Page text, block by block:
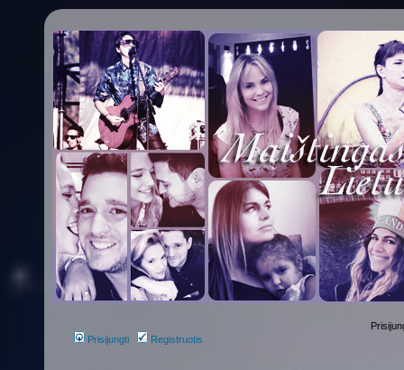
Prisijungti Registruotis